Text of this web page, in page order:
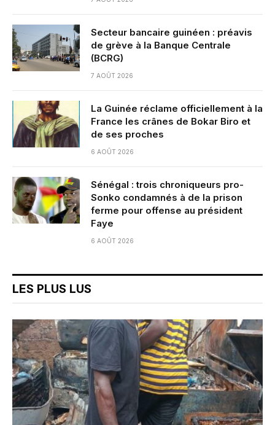
Secteur bancaire guinéen : préavis
de grève à la Banque Centrale
(BCRG)
7 AOÛT 2026
La Guinée réclame officiellement à la
France les crânes de Bokar Biro et
de ses proches
6 AOÛT 2026
Sénégal : trois chroniqueurs pro-
Sonko condamnés à de la prison
ferme pour offense au président
Faye
6 AOÛT 2026
LES PLUS LUS